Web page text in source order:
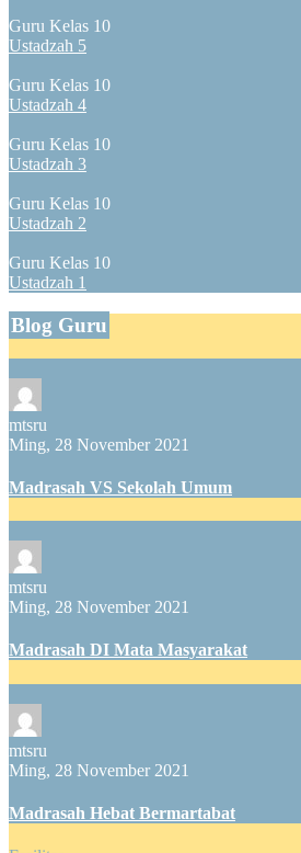
Guru Kelas 10
Ustadzah 5
Guru Kelas 10
Ustadzah 4
Guru Kelas 10
Ustadzah 3
Guru Kelas 10
Ustadzah 2
Guru Kelas 10
Ustadzah 1
Blog Guru
mtsru
Ming, 28 November 2021
Madrasah VS Sekolah Umum
mtsru
Ming, 28 November 2021
Madrasah DI Mata Masyarakat
mtsru
Ming, 28 November 2021
Madrasah Hebat Bermartabat